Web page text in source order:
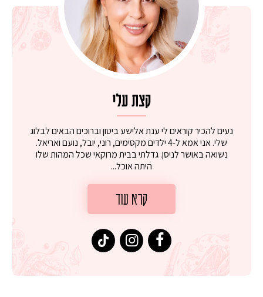
קצת עלי
נעים להכיר קוראים לי ענת אלישע ביטון וברוכים הבאים לבלוג
שלי. אני אמא ל-4 ילדים מקסימים, רוני, יובל, נועם ואריאל.
נשואה באושר לניסן. גדלתי בבית מרוקאי שכל המהות שלו
היתה אוכל...
קרא עוד